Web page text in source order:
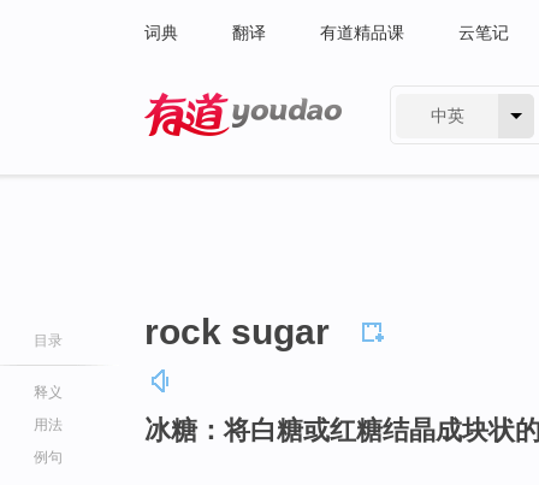
词典 翻译 有道精品课 云笔记
中英
目录
释义
用法
例句
rock sugar
冰糖：将白糖或红糖结晶成块状